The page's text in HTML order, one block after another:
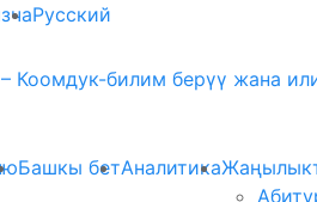
Русский
Коомдук-билим берүү жана
Башкы бетАналитика